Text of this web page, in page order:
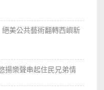
美公共藝術翻轉西嶼新
揚樂聲串起住民兄弟情